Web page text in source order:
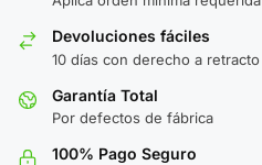
Devoluciones fáciles
10 días con derecho a retracto
Garantía Total
Por defectos de fábrica
100% Pago Seguro